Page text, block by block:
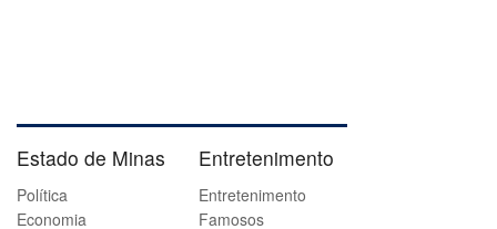
Estado de Minas
Política
Economia
Entretenimento
Entretenimento
Famosos